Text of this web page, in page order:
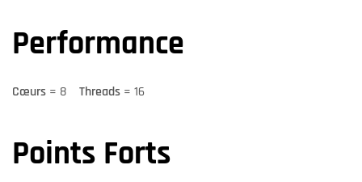
Performance
Cœurs = 8 Threads = 16
Points Forts